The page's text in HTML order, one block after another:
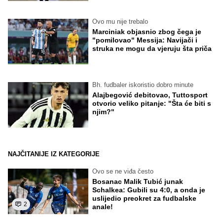
Ovo mu nije trebalo
Marciniak objasnio zbog čega je
"pomilovao" Messija: Navijači i
struka ne mogu da vjeruju šta priča
Bh. fudbaler iskoristio dobro minute
Alajbegović debitovao, Tuttosport
otvorio veliko pitanje: "Šta će biti s
njim?"
NAJČITANIJE IZ KATEGORIJE
2
Ovo se ne viđa često
Bosanac Malik Tubić junak
Schalkea: Gubili su 4:0, a onda je
uslijedio preokret za fudbalske
anale!